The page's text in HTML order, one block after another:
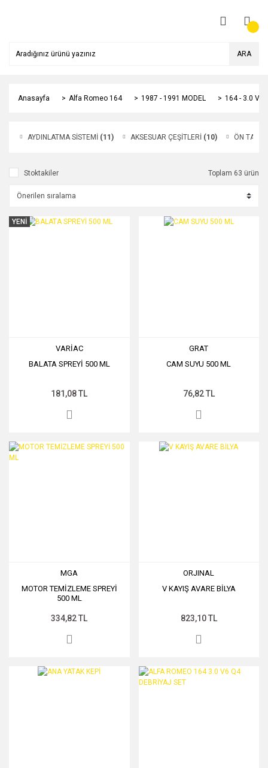
ARA
Anasayfa Alfa Romeo 164 1987 - 1991 MODEL 164 - 3.0 V6
AYDINLATMA SİSTEMİ (11) AKSESUAR ÇEŞİTLERİ (10) ÖN
Stoktakiler Toplam 63 ürün
YENİ
VARİAC
BALATA SPREYİ 500 ML
181,08 TL
GRAT
CAM SUYU 500 ML
76,82 TL
MGA
MOTOR TEMİZLEME SPREYİ
500 ML
334,82 TL
ORJINAL
V KAYIŞ AVARE BİLYA
823,10 TL